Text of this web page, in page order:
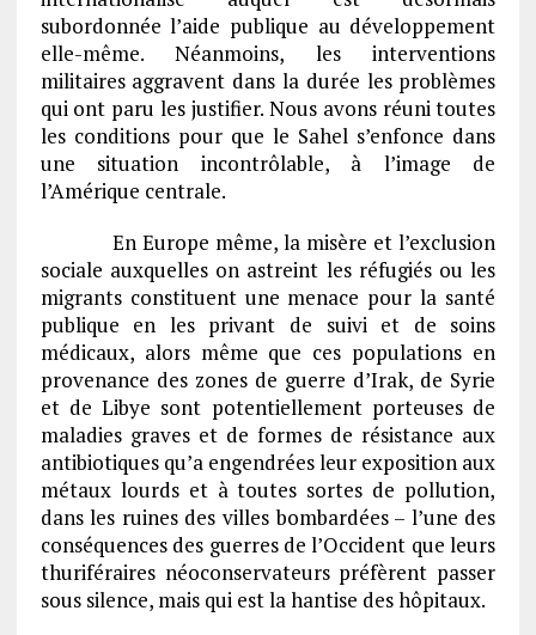
subordonnée l’aide publique au développement
elle-même. Néanmoins, les interventions
militaires aggravent dans la durée les problèmes
qui ont paru les justifier. Nous avons réuni toutes
les conditions pour que le Sahel s’enfonce dans
une situation incontrôlable, à l’image de
l’Amérique centrale.
En Europe même, la misère et l’exclusion
sociale auxquelles on astreint les réfugiés ou les
migrants constituent une menace pour la santé
publique en les privant de suivi et de soins
médicaux, alors même que ces populations en
provenance des zones de guerre d’Irak, de Syrie
et de Libye sont potentiellement porteuses de
maladies graves et de formes de résistance aux
antibiotiques qu’a engendrées leur exposition aux
métaux lourds et à toutes sortes de pollution,
dans les ruines des villes bombardées – l’une des
conséquences des guerres de l’Occident que leurs
thuriféraires néoconservateurs préfèrent passer
sous silence, mais qui est la hantise des hôpitaux.